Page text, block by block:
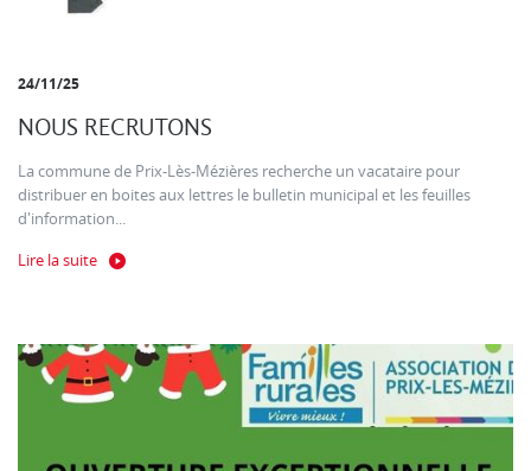
24/11/25
NOUS RECRUTONS
La commune de Prix-Lès-Mézières recherche un vacataire pour
distribuer en boites aux lettres le bulletin municipal et les feuilles
d'information...
Lire la suite